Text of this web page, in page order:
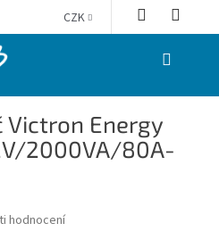
CZK
NÁKUPNÍ
Energy
2000VA/80A-
hodnocení